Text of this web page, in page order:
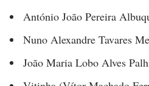
António João Pereira
Nuno Alexandre Tavares
João Maria Lobo Alves